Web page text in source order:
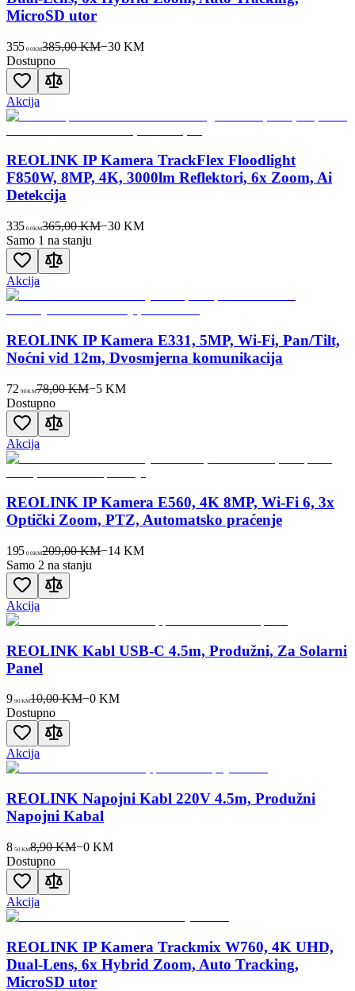
MicroSD utor
355 00KM385,00 KM−30 KM
Dostupno
Akcija
REOLINK IP Kamera TrackFlex Floodlight
F850W, 8MP, 4K, 3000lm Reflektori, 6x Zoom, Ai
Detekcija
335 00KM365,00 KM−30 KM
Samo 1 na stanju
Akcija
REOLINK IP Kamera E331, 5MP, Wi-Fi, Pan/Tilt,
Noćni vid 12m, Dvosmjerna komunikacija
72 90KM78,00 KM−5KM
Dostupno
Akcija
REOLINK IP Kamera E560, 4K 8MP, Wi-Fi 6, 3x
Optički Zoom, PTZ, Automatsko praćenje
195 00KM209,00 KM−14 KM
Samo 2 na stanju
Akcija
REOLINK Kabl USB-C 4.5m, Produžni, Za Solarni
Panel
9 90 KM10,00 KM−0 KM
Dostupno
Akcija
REOLINK Napojni Kabl 220V 4.5m, Produžni
Napojni Kabal
8 50KM8,90 KM−0 KM
Dostupno
Akcija
REOLINK IP Kamera Trackmix W760, 4K UHD,
Dual-Lens, 6x Hybrid Zoom, Auto Tracking,
MicroSD utor